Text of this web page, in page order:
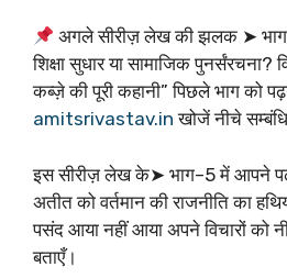
अगले सीरीज़ लेख की झलक ➤
शिक्षा सुधार या सामाजिक पुनर्संरचना?
कब्ज़े की पूरी कहानी” पिछले भाग को
amitsrivastav.in खोजें नीचे
इस सीरीज़ लेख के➤ भाग–5 में आपने
अतीत को वर्तमान की राजनीति का
पसंद आया नहीं आया अपने विचारों को
बताएँ।